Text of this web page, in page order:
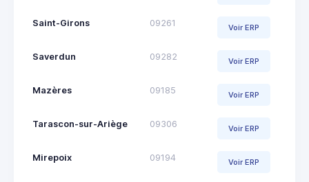
Saint-Girons 09261 Voir ERP
Saverdun 09282 Voir ERP
Mazères 09185 Voir ERP
Tarascon-sur-Ariège 09306 Voir ERP
Mirepoix 09194 Voir ERP